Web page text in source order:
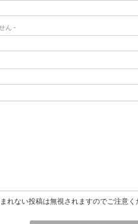
ん -
れない投稿は無視されますのでご注意く